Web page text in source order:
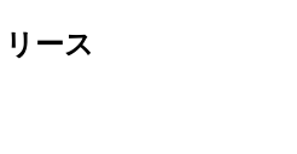
ース